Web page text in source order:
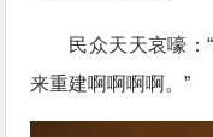
民众天天哀嚎：
来重建啊啊啊啊。”